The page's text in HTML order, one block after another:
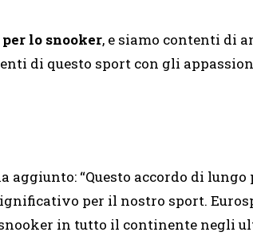
lo snooker, e siamo contenti di
di questo sport con gli
“Questo accordo di lungo
per il nostro sport.
in tutto il continente negli